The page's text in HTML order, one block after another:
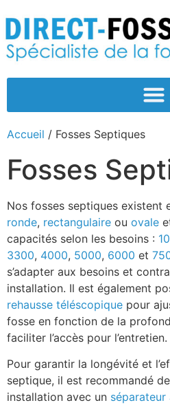
Accueil / Fosses Septiques
Fosses
Nos fosses septiques existent
ronde, rectangulaire ou ovale
capacités selon les besoins :
3300, 4000, 5000, 6000 et
s’adapter aux besoins et
installation. Il est également
rehausse téléscopique pour
fosse en fonction de la
faciliter l’accès pour l’entretien.
Pour garantir la longévité et
septique, il est recommandé
installation avec un séparateur